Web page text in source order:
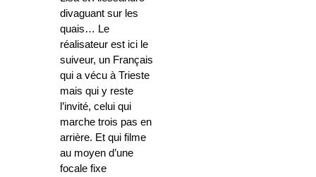
divaguant sur les
quais… Le
réalisateur est ici le
suiveur, un Français
qui a vécu à Trieste
mais qui y reste
l’invité, celui qui
marche trois pas en
arrière. Et qui filme
au moyen d’une
focale fixe